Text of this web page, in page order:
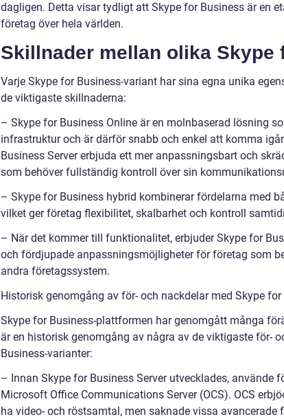
dagligen. Detta visar tydligt att Skype for Business är en
företag över hela världen.
Skillnader mellan olika Skype
Varje Skype for Business-variant har sina egna unika
de viktigaste skillnaderna:
– Skype for Business Online är en molnbaserad lösning
infrastruktur och är därför snabb och enkel att komma
Business Server erbjuda ett mer anpassningsbart och
som behöver fullständig kontroll över sin
– Skype for Business hybrid kombinerar fördelarna med
vilket ger företag flexibilitet, skalbarhet och kontroll
– När det kommer till funktionalitet, erbjuder Skype for
och fördjupade anpassningsmöjligheter för företag som
andra företagssystem.
Historisk genomgång av för- och nackdelar med Skype
Skype for Business-plattformen har genomgått många
är en historisk genomgång av några av de viktigaste för-
Business-varianter:
– Innan Skype for Business Server utvecklades, använde
Microsoft Office Communications Server (OCS). OCS
ha video- och röstsamtal, men saknade vissa